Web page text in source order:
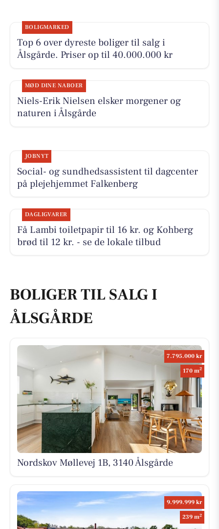
BOLIGMARKED
Top 6 over dyreste boliger til salg i
Ålsgårde. Priser op til 40.000.000 kr
MØD DINE NABOER
Niels-Erik Nielsen elsker morgener og
naturen i Ålsgårde
JOBNYT
Social- og sundhedsassistent til dagcenter
på plejehjemmet Falkenberg
DAGLIGVARER
Få Lambi toiletpapir til 16 kr. og Kohberg
brød til 12 kr. - se de lokale tilbud
BOLIGER TIL SALG I
ÅLSGÅRDE
7.795.000 kr
170 m2
Nordskov Møllevej 1B, 3140 Ålsgårde
9.999.999 kr
239 m2